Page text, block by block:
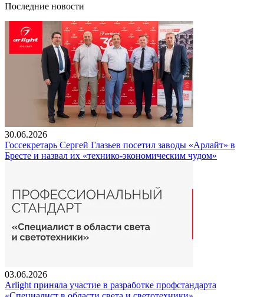
Последние новости
30.06.2026
Госсекретарь Сергей Глазьев посетил заводы «Арлайт» в
Бресте и назвал их «технико-экономическим чудом»
03.06.2026
Arlight приняла участие в разработке профстандарта